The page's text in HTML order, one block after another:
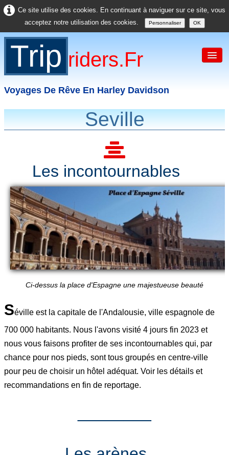
Ce site utilise des cookies. En continuant à naviguer sur ce site, vous
acceptez notre utilisation des cookies.
Personnaliser OK
Trip Riders.fr
Voyages De Rêve En Harley Davidson
Asie
Divers
Seville
Les incontournables
Ci-dessus la place d'Espagne une majestueuse beauté
Séville est la capitale de l'Andalousie, ville espagnole de
700 000 habitants. Nous l'avons visité 4 jours fin 2023 et
nous vous faisons profiter de ses incontournables qui, par
chance pour nos pieds, sont tous groupés en centre-ville
pour peu de choisir un hôtel adéquat. Voir les détails et
recommandations en fin de reportage.